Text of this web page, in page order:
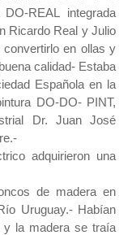
REAL integrada
Ricardo Real y Julio
en ollas y
calidad- Estaba
Española en la
DO-DO- PINT,
Dr. Juan José
adquirieron una
de madera en
Uruguay.- Habían
y la madera se traía